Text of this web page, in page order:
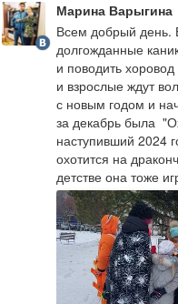
Марина Варыгина
Всем добрый день.
долгожданные
и поводить
и взрослые ждут
с новым годом и
за декабрь была
наступивший 2024
охотится на
детстве она тоже